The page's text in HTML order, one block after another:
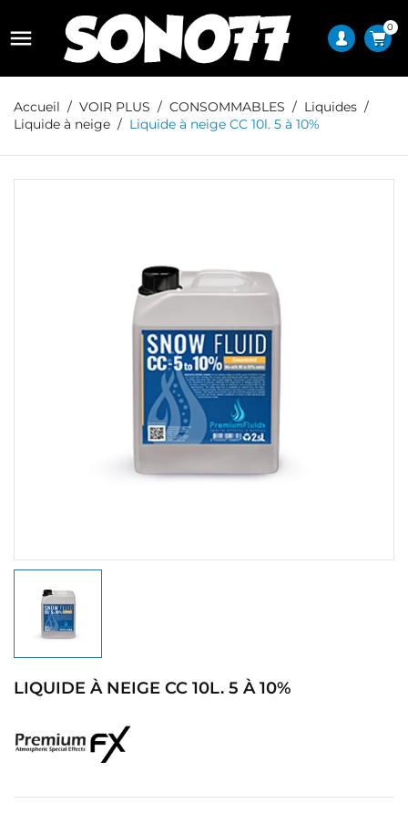
 0
Accueil VOIR PLUS CONSOMMABLES
Liquides
Liquide à neige
Liquide à neige CC 10l. 5 à 10%
LIQUIDE À NEIGE CC 10L. 5 À 10%